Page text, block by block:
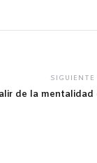
SIGUIENTE
de la mentalidad